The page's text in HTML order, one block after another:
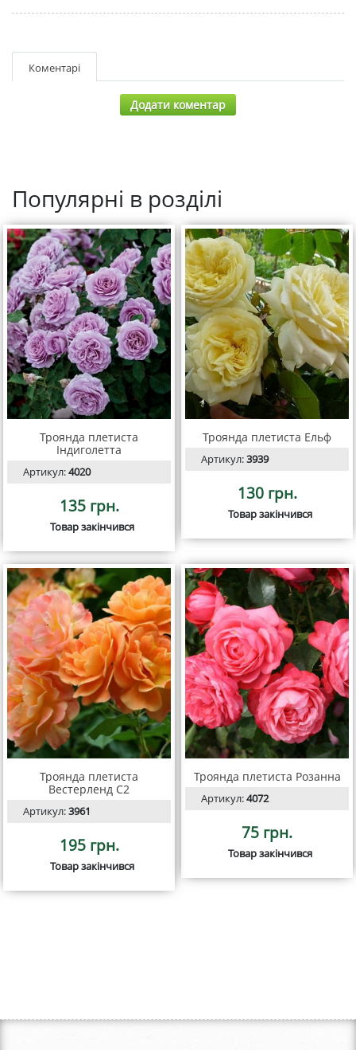
Коментарі
Додати коментар
Популярні в розділі
Троянда плетиста
Індиголетта
Артикул:4020
135 грн.
Товар закінчився
Троянда плетиста Ельф
Артикул:3939
130 грн.
Товар закінчився
Троянда плетиста
Вестерленд С2
Артикул:3961
195 грн.
Товар закінчився
Троянда плетиста Розанна
Артикул:4072
75 грн.
Товар закінчився